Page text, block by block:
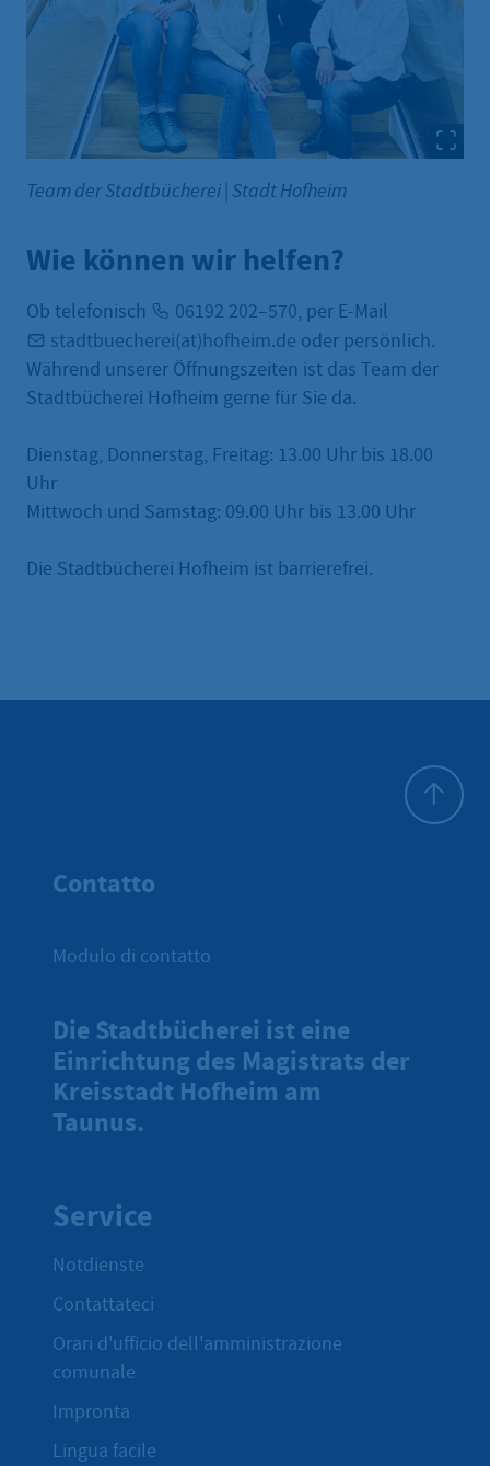
Team der Stadtbücherei Stadt Hofheim
Wie können wir helfen?
Ob telefonisch 06192 202–570, per E-Mail
stadtbuecherei(at)hofheim.de oder persönlich.
Während unserer Öffnungszeiten ist das Team der
Stadtbücherei Hofheim gerne für Sie da.
Dienstag, Donnerstag, Freitag: 13.00 Uhr bis 18.00
Uhr
Mittwoch und Samstag: 09.00 Uhr bis 13.00 Uhr
Die Stadtbücherei Hofheim ist barrierefrei.
Contatto
Modulo di contatto
Die Stadtbücherei ist eine
Einrichtung des Magistrats der
Kreisstadt Hofheim am
Taunus.
Service
Notdienste
Contattateci
Orari d'ufficio dell'amministrazione
comunale
Impronta
Lingua facile